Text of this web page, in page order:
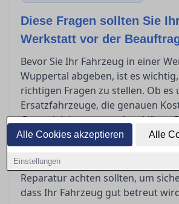
Alle Cookies akzeptieren Alle
Einstellungen
Diese Fragen sollten Sie
Werkstatt vor der
Bevor Sie Ihr Fahrzeug in einer
Wuppertal abgeben, ist es
richtigen Fragen zu stellen. Ob es
Ersatzfahrzeuge, die genauen
Garantieleistungen geht – klären
Punkte, um unangenehme
vermeiden. In diesem Ratgeber
worauf Sie vor, während und
Reparatur achten sollten, um
dass Ihr Fahrzeug gut betreut